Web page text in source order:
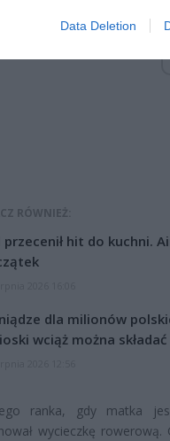
Data Deletion
RÓWNIEŻ:
przecenił hit do kuchni.
dla milionów
wciąż można składać
ranka, gdy matka
wycieczkę